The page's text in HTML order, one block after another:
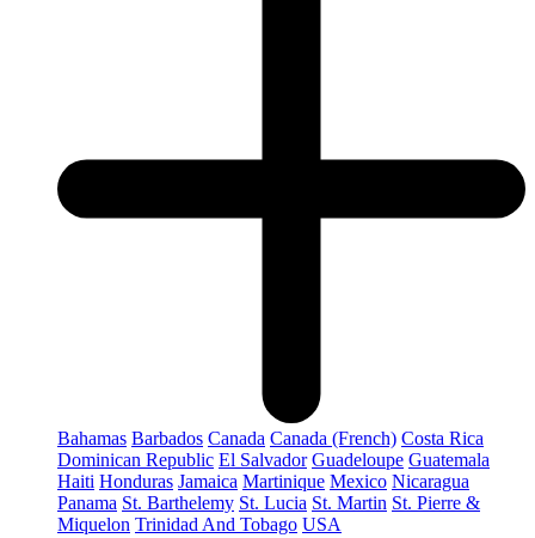
Bahamas Barbados Canada Canada (French) Costa Rica
Dominican Republic El Salvador Guadeloupe Guatemala
Haiti Honduras Jamaica Martinique Mexico Nicaragua
Panama St. Barthelemy St. Lucia St. Martin St. Pierre &
Miquelon Trinidad And Tobago USA